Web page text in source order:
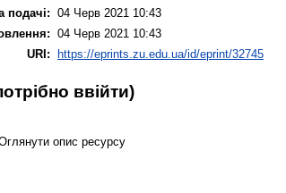
подачі:
04 Черв 2021 10:43
04 Черв 2021 10:43
URI: https://eprints.zu.edu.ua/id/eprint/32745
ввійти)
опис ресурсу